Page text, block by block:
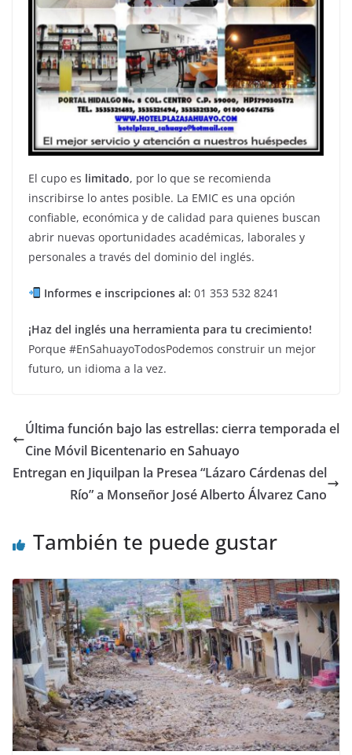
El cupo es limitado, por lo que se recomienda
inscribirse lo antes posible. La EMIC es una opción
confiable, económica y de calidad para quienes buscan
abrir nuevas oportunidades académicas, laborales y
personales a través del dominio del inglés.
Informes e inscripciones al: 01 353 532 8241
¡Haz del inglés una herramienta para tu crecimiento!
Porque #EnSahuayoTodosPodemos construir un mejor
futuro, un idioma a la vez.
Última función bajo las estrellas: cierra temporada el
Cine Móvil Bicentenario en Sahuayo
Entregan en Jiquilpan la Presea “Lázaro Cárdenas del
Río” a Monseñor José Alberto Álvarez Cano
También te puede gustar